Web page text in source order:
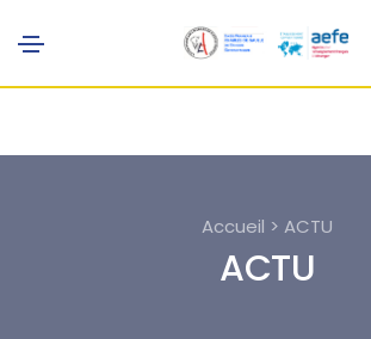
Accueil > ACTU
ACTU